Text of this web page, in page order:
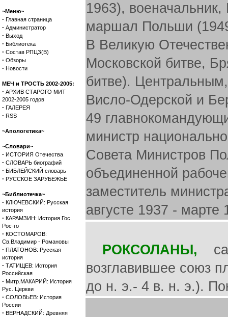
~Меню~
· Главная страница
· Администратор
· Выход
· Библиотека
· Состав РПЦЗ(В)
· Обзоры
· Новости
МЕЧ и ТРОСТЬ 2002-2005:
· АРХИВ СТАРОГО МИТ
2002-2005 годов
· ГАЛЕРЕЯ
· RSS
~Апологетика~
~Словари~
· ИСТОРИЯ Отечества
· СЛОВАРЬ биографий
· БИБЛЕЙСКИЙ словарь
· РУССКОЕ ЗАРУБЕЖЬЕ
~Библиотечка~
· КЛЮЧЕВСКИЙ: Русская
история
· КАРАМЗИН: История Гос.
Рос-го
· КОСТОМАРОВ:
Св.Владимир - Романовы
· ПЛАТОНОВ: Русская
история
· ТАТИЩЕВ: История
Российская
· Митр.МАКАРИЙ: История
Рус. Церкви
· СОЛОВЬЕВ: История
России
· ВЕРНАДСКИЙ: Древняя
1963),
маршал Польши
В Великую
Московской битве,
битве).
Висло-Одерской и
49
министр
Совета Министров
объединенной
заместитель
августе 1937 - марте
РОКСОЛАНЫ,
возглавившее союз
до н. э.- 4 в. н. э.).